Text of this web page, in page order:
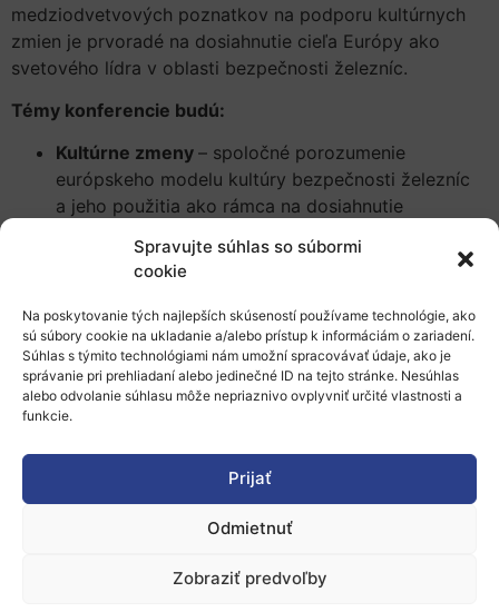
Spravujte súhlas so súbormi
cookie
Na poskytovanie tých najlepších skúseností používame technológie, ako
sú súbory cookie na ukladanie a/alebo prístup k informáciám o zariadení.
Súhlas s týmito technológiami nám umožní spracovávať údaje, ako je
správanie pri prehliadaní alebo jedinečné ID na tejto stránke. Nesúhlas
alebo odvolanie súhlasu môže nepriaznivo ovplyvniť určité vlastnosti a
funkcie.
Prijať
Odmietnuť
Zobraziť predvoľby
medziodvetvových poznatkov na podporu kultúrnych
zmien je prvoradé na dosiahnutie cieľa Európy ako
svetového lídra v oblasti bezpečnosti železníc.
Témy konferencie budú:
Kultúrne zmeny – spoločné porozumenie
európskeho modelu kultúry bezpečnosti železníc
a jeho použitia ako rámca na dosiahnutie
Vedenie v oblasti bezpečnosti– návrh a
schopností manažérov v oblasti bezpečnosti
železníc;
Údržba železničného systému-spôsob
zainteresovaniapartnerov údržby ako zúčastnené
strany v oblasti bezpečnosti železníc.
Udalosť bude
prieskumu o bezpečnosti prostredia v oblasti železníc,
ktorý je otvorený pre všetkých európskych odborníkov
bude otvorenázačiatkom roka 2021.